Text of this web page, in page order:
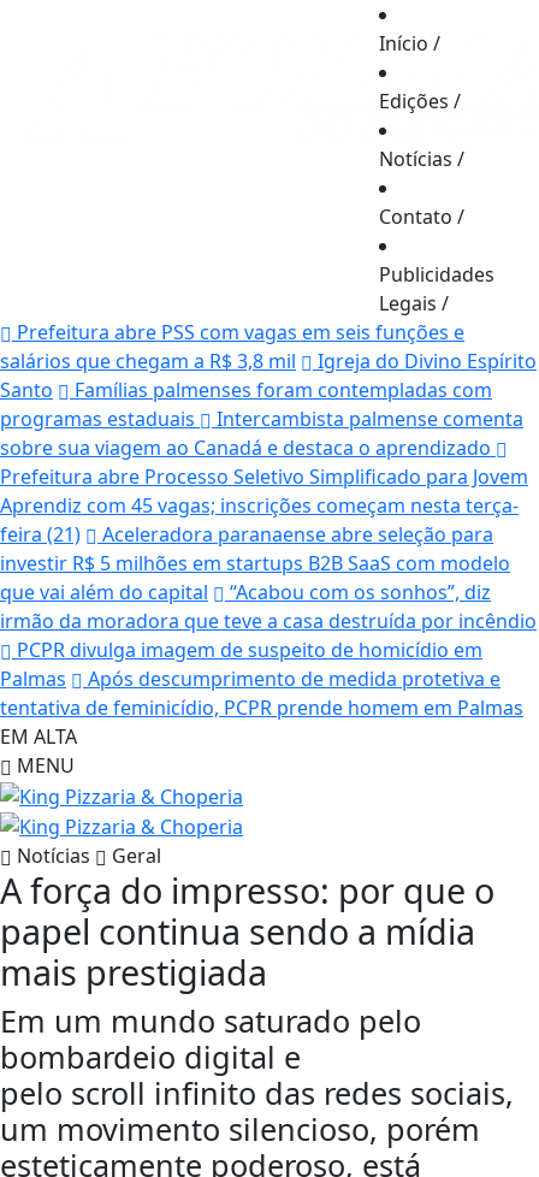
Início /
Edições /
Notícias /
Contato /
Publicidades
Legais /
Prefeitura abre PSS com vagas em seis funções e
salários que chegam a R$ 3,8 mil
Igreja do Divino Espírito
Santo
Famílias palmenses foram contempladas com
programas estaduais
Intercambista palmense comenta
sobre sua viagem ao Canadá e destaca o aprendizado
Prefeitura abre Processo Seletivo Simplificado para Jovem
Aprendiz com 45 vagas; inscrições começam nesta terça-
feira (21)
Aceleradora paranaense abre seleção para
investir R$ 5 milhões em startups B2B SaaS com modelo
que vai além do capital
“Acabou com os sonhos”, diz
irmão da moradora que teve a casa destruída por incêndio
PCPR divulga imagem de suspeito de homicídio em
Palmas
Após descumprimento de medida protetiva e
tentativa de feminicídio, PCPR prende homem em Palmas
EM ALTA
MENU
Notícias Geral
A força do impresso: por que o
papel continua sendo a mídia
mais prestigiada
Em um mundo saturado pelo
bombardeio digital e
pelo scroll infinito das redes sociais,
um movimento silencioso, porém
esteticamente poderoso, está